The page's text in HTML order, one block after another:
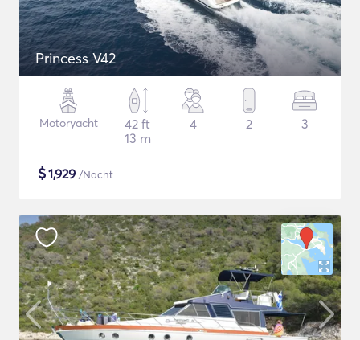
Princess V42
Motoryacht
42 ft
13 m
4 2 3
$1,929 /Nacht